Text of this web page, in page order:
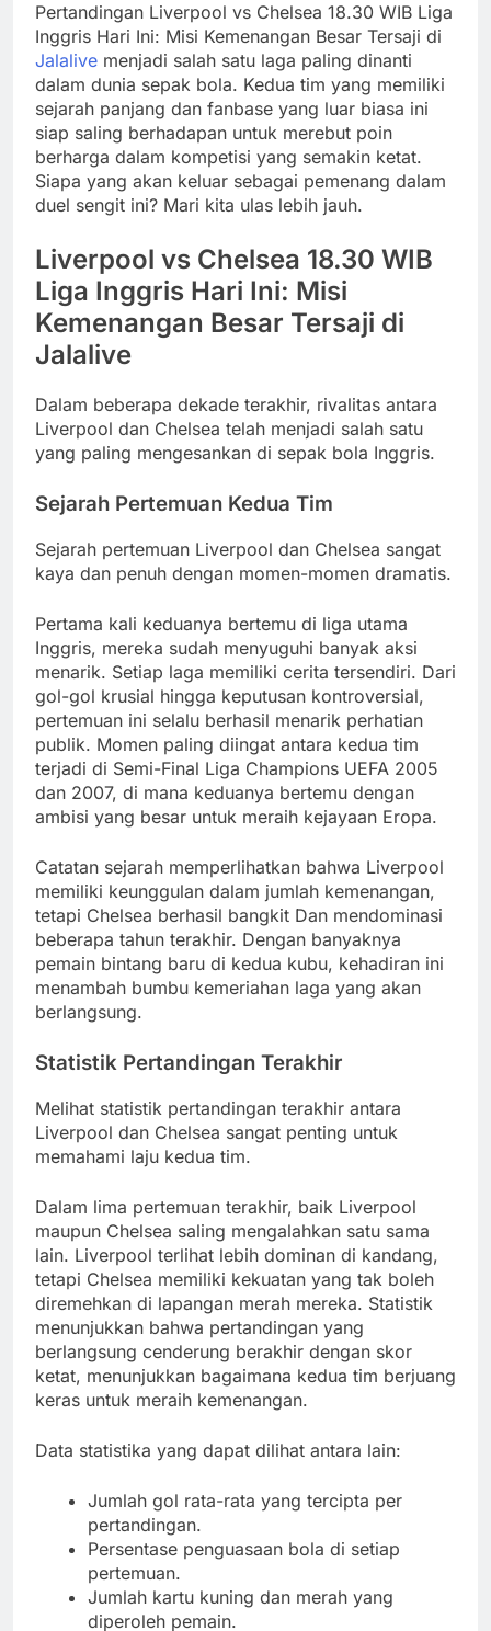
Pertandingan Liverpool vs Chelsea 18.30 WIB Liga
Inggris Hari Ini: Misi Kemenangan Besar Tersaji di
Jalalive menjadi salah satu laga paling dinanti
dalam dunia sepak bola. Kedua tim yang memiliki
sejarah panjang dan fanbase yang luar biasa ini
siap saling berhadapan untuk merebut poin
berharga dalam kompetisi yang semakin ketat.
Siapa yang akan keluar sebagai pemenang dalam
duel sengit ini? Mari kita ulas lebih jauh.
Liverpool vs Chelsea 18.30 WIB
Liga Inggris Hari Ini: Misi
Kemenangan Besar Tersaji di
Jalalive
Dalam beberapa dekade terakhir, rivalitas antara
Liverpool dan Chelsea telah menjadi salah satu
yang paling mengesankan di sepak bola Inggris.
Sejarah Pertemuan Kedua Tim
Sejarah pertemuan Liverpool dan Chelsea sangat
kaya dan penuh dengan momen-momen dramatis.
Pertama kali keduanya bertemu di liga utama
Inggris, mereka sudah menyuguhi banyak aksi
menarik. Setiap laga memiliki cerita tersendiri. Dari
gol-gol krusial hingga keputusan kontroversial,
pertemuan ini selalu berhasil menarik perhatian
publik. Momen paling diingat antara kedua tim
terjadi di Semi-Final Liga Champions UEFA 2005
dan 2007, di mana keduanya bertemu dengan
ambisi yang besar untuk meraih kejayaan Eropa.
Catatan sejarah memperlihatkan bahwa Liverpool
memiliki keunggulan dalam jumlah kemenangan,
tetapi Chelsea berhasil bangkit Dan mendominasi
beberapa tahun terakhir. Dengan banyaknya
pemain bintang baru di kedua kubu, kehadiran ini
menambah bumbu kemeriahan laga yang akan
berlangsung.
Statistik Pertandingan Terakhir
Melihat statistik pertandingan terakhir antara
Liverpool dan Chelsea sangat penting untuk
memahami laju kedua tim.
Dalam lima pertemuan terakhir, baik Liverpool
maupun Chelsea saling mengalahkan satu sama
lain. Liverpool terlihat lebih dominan di kandang,
tetapi Chelsea memiliki kekuatan yang tak boleh
diremehkan di lapangan merah mereka. Statistik
menunjukkan bahwa pertandingan yang
berlangsung cenderung berakhir dengan skor
ketat, menunjukkan bagaimana kedua tim berjuang
keras untuk meraih kemenangan.
Data statistika yang dapat dilihat antara lain:
Jumlah gol rata-rata yang tercipta per
pertandingan.
Persentase penguasaan bola di setiap
pertemuan.
Jumlah kartu kuning dan merah yang
diperoleh pemain.